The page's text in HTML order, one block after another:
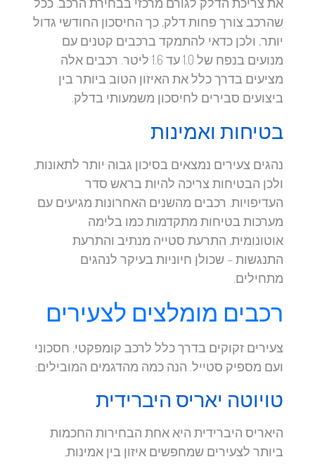
שהרכב צורך פחות דלק, כך החיסכון החודשי גדול
יותר, ולכן כדאי להתמקד ברכבים קטנים עם
מנועים בנפח של 1.0 עד 1.6 ליטר. רכבים אלה
מציעים בדרך כלל את האיזון הטוב ביותר בין
ביצועים סבירים לחיסכון משמעותי בדלק.
בטיחות ואמינות
נהגים צעירים נמצאים בסיכון גבוה יותר לתאונות,
ולכן הבטיחות צריכה להיות בראש סדר
העדיפויות. רכבים מהשנים האחרונות מגיעים עם
מערכות בטיחות מתקדמות כמו בלימה
אוטונומית, התרעת סטייה מנתיב והתרעת
התנגשות – שכולן חיוניות בעיקר לנהגים
מתחילים.
רכבים מומלצים לצעירים
צעירים זקוקים בדרך כלל לרכב קומפקטי, חסכוני
ועם מספיק סטייל. הנה כמה מהדגמים המובילים:
טויוטה יאריס היברידית
היאריס היברידית היא אחת הבחירות החכמות
ביותר לצעירים שמחפשים איזון בין אמינות,